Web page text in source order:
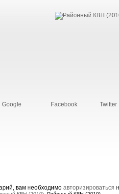
Google Facebook Twitter
вам необходимо авторизироваться